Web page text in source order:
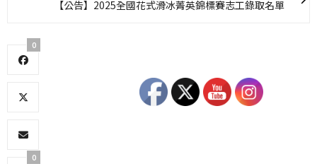
【公告】2025全國花式滑冰菁英錦標賽志工錄取名單
0
0